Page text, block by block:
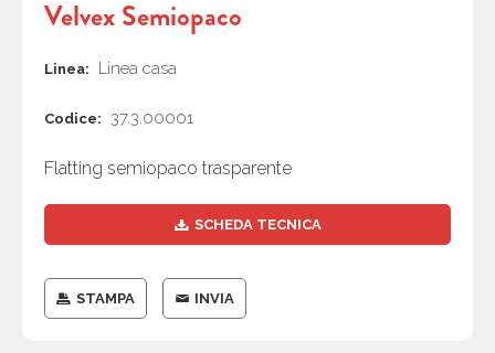
Velvex Semiopaco
Linea: Linea casa
Codice: 37.3.00001
Flatting semiopaco trasparente
SCHEDA TECNICA
STAMPA INVIA